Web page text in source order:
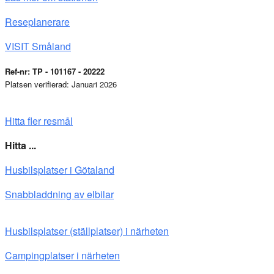
Reseplanerare
VISIT Småland
Ref-nr: TP - 101167 - 20222
Platsen verifierad: Januari 2026
Hitta fler resmål
Hitta ...
Husbilsplatser i Götaland
Snabbladdning av elbilar
Husbilsplatser (ställplatser) i närheten
Campingplatser i närheten